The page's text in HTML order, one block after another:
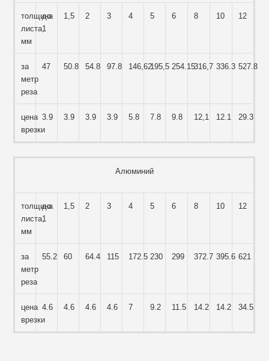
толщина
листа,
мм
до
1
1,5 2 3 4 5 6 8 10 12
за
метр
реза
47 50.8 54.8 97.8 146,62195,5 254.15316,7 336.3 527.8
цена
врезки
3.9 3.9 3.9 3.9 5.8 7.8 9.8 12,1 12.1 29.3
Алюминий
толщина
листа,
мм
до
1
1,5 2 3 4 5 6 8 10 12
за
метр
реза
55.2 60 64.4 115 172.5 230 299 372.7 395.6 621
цена
врезки
4.6 4.6 4.6 4.6 7 9.2 11.5 14.2 14.2 34.5